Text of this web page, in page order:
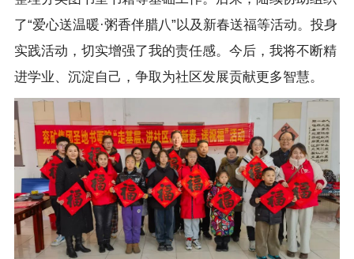
了“爱心送温暖·粥香伴腊八”以及新春送福等活动。投身
实践活动，切实增强了我的责任感。今后，我将不断精
进学业、沉淀自己，争取为社区发展贡献更多智慧。